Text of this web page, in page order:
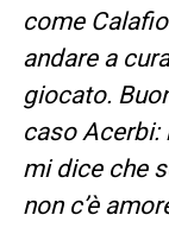
come
andare a
giocato.
caso Acerbi:
mi dice che
non c’è